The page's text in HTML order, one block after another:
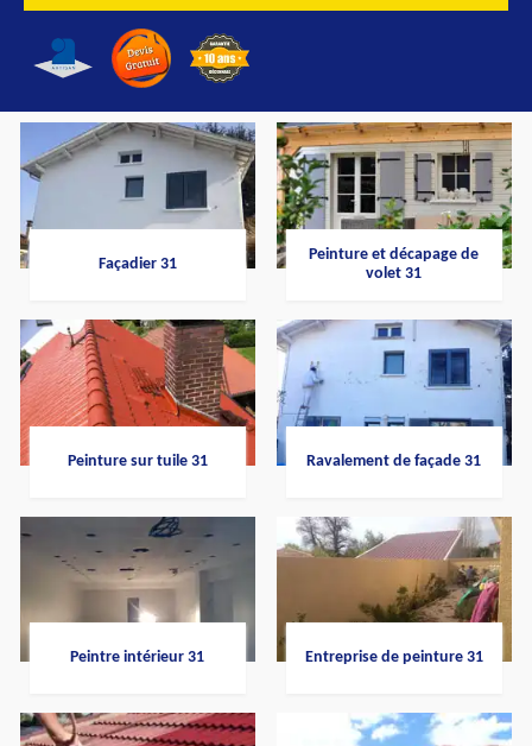
Façadier 31
Peinture et décapage de
volet 31
Peinture sur tuile 31 Ravalement de façade 31
Peintre intérieur 31 Entreprise de peinture 31